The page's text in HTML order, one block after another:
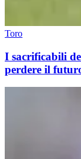
Toro
I sacrificabili
perdere il